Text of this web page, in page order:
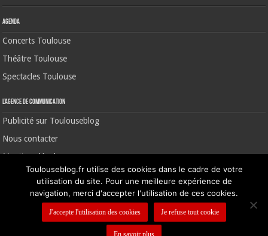
Agenda
Concerts Toulouse
Théâtre Toulouse
Spectacles Toulouse
L’agence de communication
Publicité sur Toulouseblog
Nous contacter
Mentions légales
©2006-2026 Toulouse Blog | CNIL N° 1391640
Toulouseblog.fr utilise des cookies dans le cadre de votre
utilisation du site. Pour une meilleure expérience de
navigation, merci d'accepter l'utilisation de ces cookies.
J'accepte l'utilisation des cookies Je refuse tout cookie
En savoir plus